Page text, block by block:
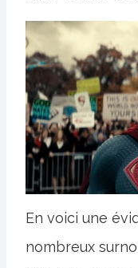
En voici une
nombreux